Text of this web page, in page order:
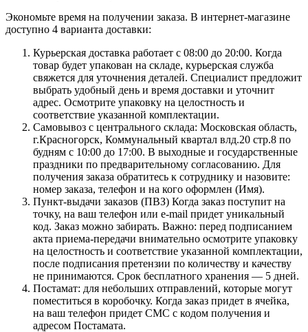
Экономьте время на получении заказа. В интернет-магазине
доступно 4 варианта доставки:
Курьерская доставка работает с 08:00 до 20:00. Когда
товар будет упакован на складе, курьерская служба
свяжется для уточнения деталей. Специалист предложит
выбрать удобный день и время доставки и уточнит
адрес. Осмотрите упаковку на целостность и
соответствие указанной комплектации.
Самовывоз с центрального склада: Московская область,
г.Красногорск, Коммунальный квартал влд.20 стр.8 по
будням с 10:00 до 17:00. В выходные и государственные
праздники по предварительному согласованию. Для
получения заказа обратитесь к сотруднику и назовите:
номер заказа, телефон и на кого оформлен (Имя).
Пункт-выдачи заказов (ПВЗ) Когда заказ поступит на
точку, на ваш телефон или e-mail придет уникальный
код. Заказ можно забирать. Важно: перед подписанием
акта приема-передачи внимательно осмотрите упаковку
на целостность и соответствие указанной комплектации,
после подписания претензии по количеству и качеству
не принимаются. Срок бесплатного хранения — 5 дней.
Постамат: для небольших отправлений, которые могут
поместиться в коробочку. Когда заказ придет в ячейка,
на ваш телефон придет СМС с кодом получения и
адресом Постамата.